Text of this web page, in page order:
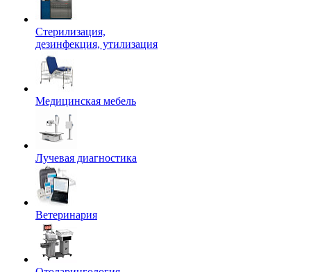
Стерилизация,
дезинфекция, утилизация
Медицинская мебель
Лучевая диагностика
Ветеринария